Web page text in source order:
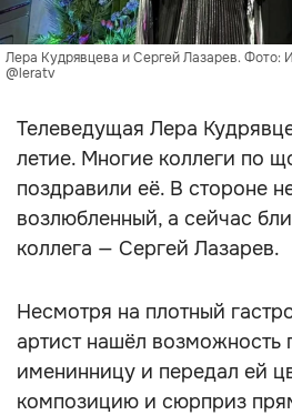
Лера Кудрявцева и Сергей Лазарев. Фото:
@leratv
Телеведущая Лера
летие. Многие коллеги по
поздравили её. В стороне
возлюбленный, а сейчас
коллега — Сергей Лазарев.
Несмотря на плотный
артист нашёл возможность
именинницу и передал ей
композицию и сюрприз